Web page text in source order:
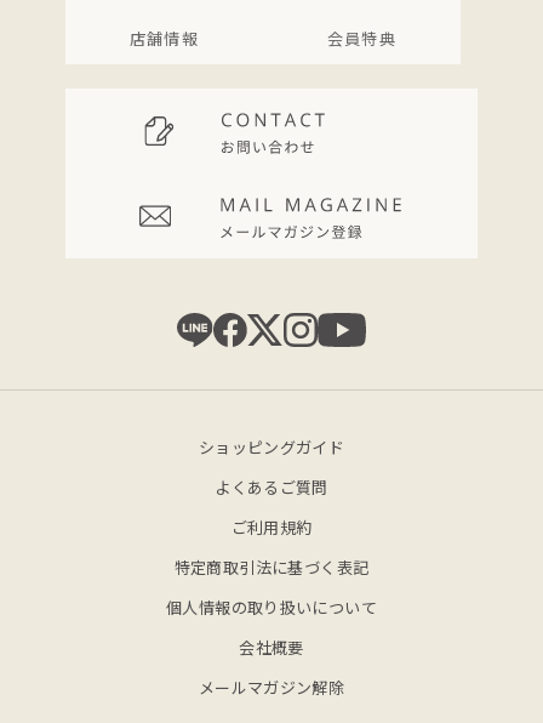
店舗情報 会員特典
ショッピングガイド
よくあるご質問
ご利用規約
特定商取引法に基づく表記
個人情報の取り扱いについて
会社概要
メールマガジン解除